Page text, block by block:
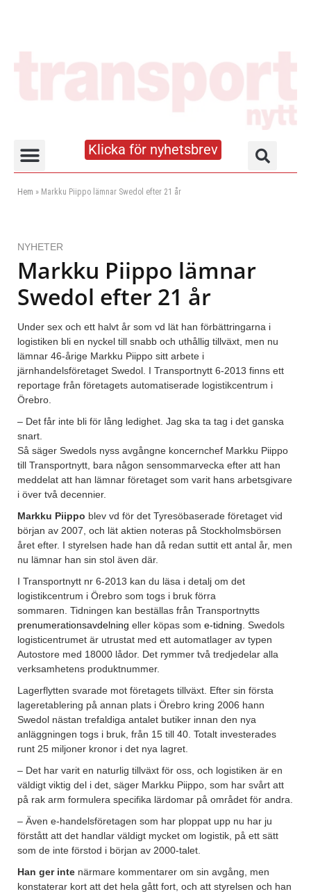
Klicka för nyhetsbrev
Hem » Markku Piippo lämnar Swedol efter 21 år
NYHETER
Markku Piippo lämnar
Swedol efter 21 år
Under sex och ett halvt år som vd lät han förbättringarna i
logistiken bli en nyckel till snabb och uthållig tillväxt, men nu
lämnar 46-årige Markku Piippo sitt arbete i
järnhandelsföretaget Swedol. I Transportnytt 6-2013 finns ett
reportage från företagets automatiserade logistikcentrum i
Örebro.
– Det får inte bli för lång ledighet. Jag ska ta tag i det ganska
snart.
Så säger Swedols nyss avgångne koncernchef Markku Piippo
till Transportnytt, bara någon sensommarvecka efter att han
meddelat att han lämnar företaget som varit hans arbetsgivare
i över två decennier.
Markku Piippo blev vd för det Tyresöbaserade företaget vid
början av 2007, och lät aktien noteras på Stockholmsbörsen
året efter. I styrelsen hade han då redan suttit ett antal år, men
nu lämnar han sin stol även där.
I Transportnytt nr 6-2013 kan du läsa i detalj om det
logistikcentrum i Örebro som togs i bruk förra
sommaren. Tidningen kan beställas från Transportnytts
prenumerationsavdelning eller köpas som e-tidning. Swedols
logisticentrumet är utrustat med ett automatlager av typen
Autostore med 18000 lådor. Det rymmer två tredjedelar alla
verksamhetens produktnummer.
Lagerflytten svarade mot företagets tillväxt. Efter sin första
lageretablering på annan plats i Örebro kring 2006 hann
Swedol nästan trefaldiga antalet butiker innan den nya
anläggningen togs i bruk, från 15 till 40. Totalt investerades
runt 25 miljoner kronor i det nya lagret.
– Det har varit en naturlig tillväxt för oss, och logistiken är en
väldigt viktig del i det, säger Markku Piippo, som har svårt att
på rak arm formulera specifika lärdomar på området för andra.
– Även e-handelsföretagen som har ploppat upp nu har ju
förstått att det handlar väldigt mycket om logistik, på ett sätt
som de inte förstod i början av 2000-talet.
Han ger inte närmare kommentarer om sin avgång, men
konstaterar kort att det hela gått fort, och att styrelsen och han